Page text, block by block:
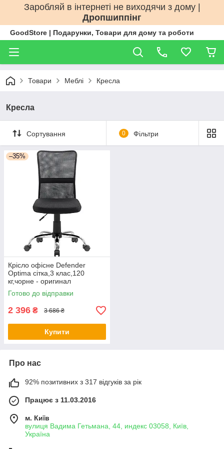
Заробляй в інтернеті не виходячи з дому |
Дропшиппінг
GoodStore | Подарунки, Товари для дому та роботи
Товари Меблі Кресла
Кресла
Сортування 0 Фільтри
–35%
Крісло офісне Defender
Optima сітка,3 клас,120
кг,чорне - оригинал
Готово до відправки
2 396 ₴ 3 686 ₴
Купити
Про нас
92% позитивних з 317 відгуків за рік
Працює з 11.03.2016
м. Київ
вулиця Вадима Гетьмана, 44, индекс 03058, Київ,
Україна